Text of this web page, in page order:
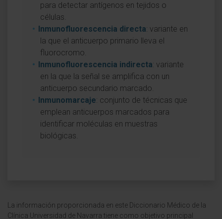
para detectar antígenos en tejidos o
células.
Inmunofluorescencia directa: variante en
la que el anticuerpo primario lleva el
fluorocromo.
Inmunofluorescencia indirecta: variante
en la que la señal se amplifica con un
anticuerpo secundario marcado.
Inmunomarcaje: conjunto de técnicas que
emplean anticuerpos marcados para
identificar moléculas en muestras
biológicas.
La información proporcionada en este Diccionario Médico de la
Clínica Universidad de Navarra tiene como objetivo principal